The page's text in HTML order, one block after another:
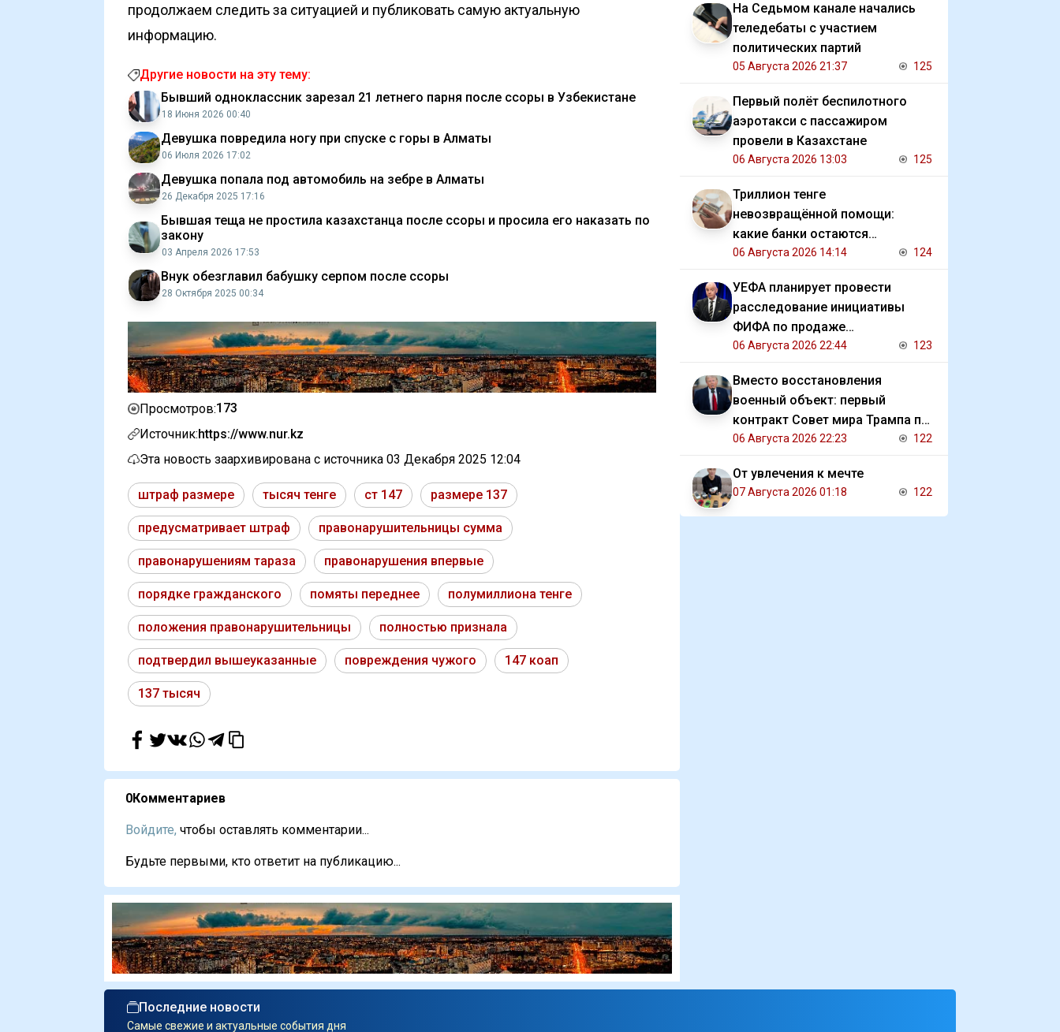
продолжаем следить за ситуацией и публиковать самую актуальную
информацию.
Другие новости на эту тему:
Бывший одноклассник зарезал 21 летнего парня после ссоры в Узбекистане
18 Июня 2026 00:40
Девушка повредила ногу при спуске с горы в Алматы
06 Июля 2026 17:02
Девушка попала под автомобиль на зебре в Алматы
26 Декабря 2025 17:16
Бывшая теща не простила казахстанца после ссоры и просила его наказать по
закону
03 Апреля 2026 17:53
Внук обезглавил бабушку серпом после ссоры
28 Октября 2025 00:34
Просмотров:173
Источник:https://www.nur.kz
Эта новость заархивирована с источника 03 Декабря 2025 12:04
штраф размере тысяч тенге ст 147 размере 137
предусматривает штраф правонарушительницы сумма
правонарушениям тараза правонарушения впервые
порядке гражданского помяты переднее полумиллиона тенге
положения правонарушительницы полностью признала
подтвердил вышеуказанные повреждения чужого 147 коап
137 тысяч
0Комментариев
Войдите, чтобы оставлять комментарии...
Будьте первыми, кто ответит на публикацию...
На Седьмом канале начались
теледебаты с участием
политических партий
05 Августа 2026 21:37 125
Первый полёт беспилотного
аэротакси с пассажиром
провели в Казахстане
06 Августа 2026 13:03 125
Триллион тенге
невозвращённой помощи:
какие банки остаются
должниками государства
06 Августа 2026 14:14 124
УЕФА планирует провести
расследование инициативы
ФИФА по продаже
коммерческих прав на ЧМ
06 Августа 2026 22:44 123
Вместо восстановления
военный объект: первый
контракт Совет мира Трампа по
Газе
06 Августа 2026 22:23 122
От увлечения к мечте
07 Августа 2026 01:18 122
Последние новости
Самые свежие и актуальные события дня